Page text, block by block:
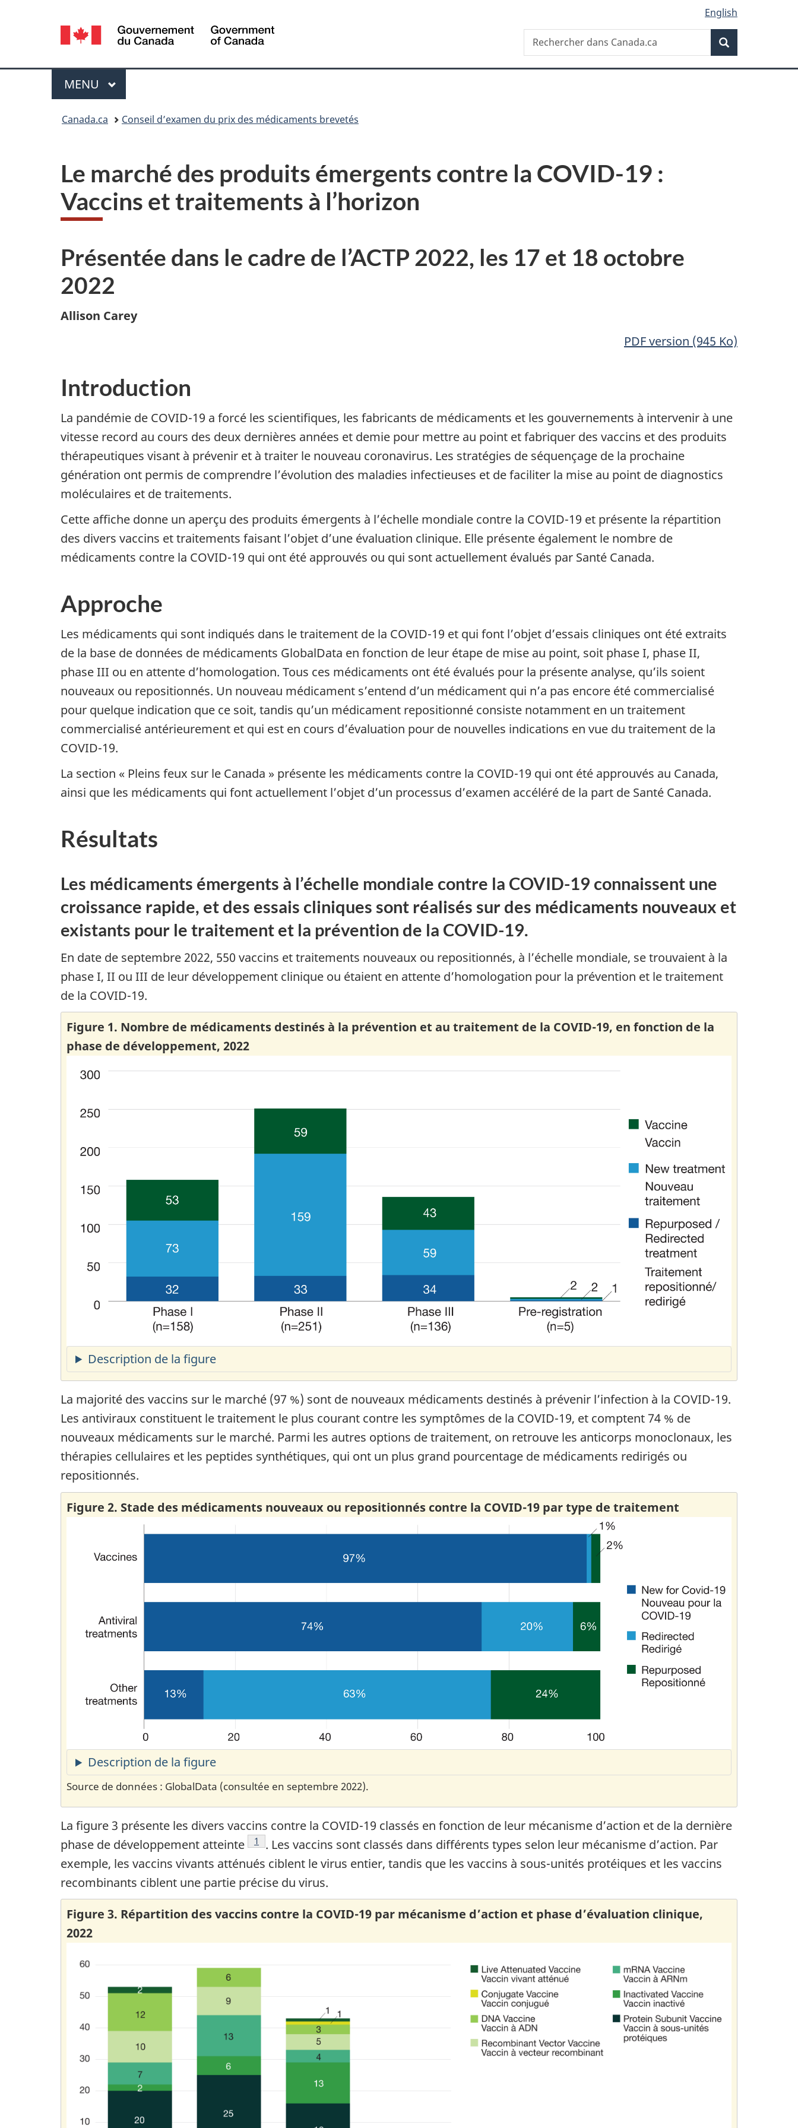
sujet
HTML
Sélection
de
la
langue
English
Canada
Recherche
Rechercher
dans
Menu
MENU PRINCIPAL
Canada.ca Conseil d’examen du prix des médicaments brevetés
Le marché des produits émergents contre la COVID-19 :
Vaccins et traitements à l’horizon
Présentée dans le cadre de l’ACTP 2022, les 17 et 18 octobre
2022
Allison Carey
PDF version (945 Ko)
Introduction
La pandémie de COVID-19 a forcé les scientifiques, les fabricants de médicaments et les gouvernements à intervenir à une
vitesse record au cours des deux dernières années et demie pour mettre au point et fabriquer des vaccins et des produits
thérapeutiques visant à prévenir et à traiter le nouveau coronavirus. Les stratégies de séquençage de la prochaine
génération ont permis de comprendre l’évolution des maladies infectieuses et de faciliter la mise au point de diagnostics
moléculaires et de traitements.
Cette affiche donne un aperçu des produits émergents à l’échelle mondiale contre la COVID-19 et présente la répartition
des divers vaccins et traitements faisant l’objet d’une évaluation clinique. Elle présente également le nombre de
médicaments contre la COVID-19 qui ont été approuvés ou qui sont actuellement évalués par Santé Canada.
Approche
Les médicaments qui sont indiqués dans le traitement de la COVID-19 et qui font l’objet d’essais cliniques ont été extraits
de la base de données de médicaments GlobalData en fonction de leur étape de mise au point, soit phase I, phase II,
phase III ou en attente d’homologation. Tous ces médicaments ont été évalués pour la présente analyse, qu’ils soient
nouveaux ou repositionnés. Un nouveau médicament s’entend d’un médicament qui n’a pas encore été commercialisé
pour quelque indication que ce soit, tandis qu’un médicament repositionné consiste notamment en un traitement
commercialisé antérieurement et qui est en cours d’évaluation pour de nouvelles indications en vue du traitement de la
COVID-19.
La section « Pleins feux sur le Canada » présente les médicaments contre la COVID-19 qui ont été approuvés au Canada,
ainsi que les médicaments qui font actuellement l’objet d’un processus d’examen accéléré de la part de Santé Canada.
Résultats
Les médicaments émergents à l’échelle mondiale contre la COVID-19 connaissent une
croissance rapide, et des essais cliniques sont réalisés sur des médicaments nouveaux et
existants pour le traitement et la prévention de la COVID-19.
En date de septembre 2022, 550 vaccins et traitements nouveaux ou repositionnés, à l’échelle mondiale, se trouvaient à la
phase I, II ou III de leur développement clinique ou étaient en attente d’homologation pour la prévention et le traitement
de la COVID-19.
Figure 1. Nombre de médicaments destinés à la prévention et au traitement de la COVID-19, en fonction de la
phase de développement, 2022
Description de la figure
La majorité des vaccins sur le marché (97 %) sont de nouveaux médicaments destinés à prévenir l’infection à la COVID-19.
Les antiviraux constituent le traitement le plus courant contre les symptômes de la COVID-19, et comptent 74 % de
nouveaux médicaments sur le marché. Parmi les autres options de traitement, on retrouve les anticorps monoclonaux, les
thérapies cellulaires et les peptides synthétiques, qui ont un plus grand pourcentage de médicaments redirigés ou
repositionnés.
Figure 2. Stade des médicaments nouveaux ou repositionnés contre la COVID-19 par type de traitement
Description de la figure
Source de données : GlobalData (consultée en septembre 2022).
La figure 3 présente les divers vaccins contre la COVID-19 classés en fonction de leur mécanisme d’action et de la dernière
phase de développement atteinte
Note de bas de page
1
. Les vaccins sont classés dans différents types selon leur mécanisme d’action. Par
exemple, les vaccins vivants atténués ciblent le virus entier, tandis que les vaccins à sous-unités protéiques et les vaccins
recombinants ciblent une partie précise du virus.
Figure 3. Répartition des vaccins contre la COVID-19 par mécanisme d’action et phase d’évaluation clinique,
2022